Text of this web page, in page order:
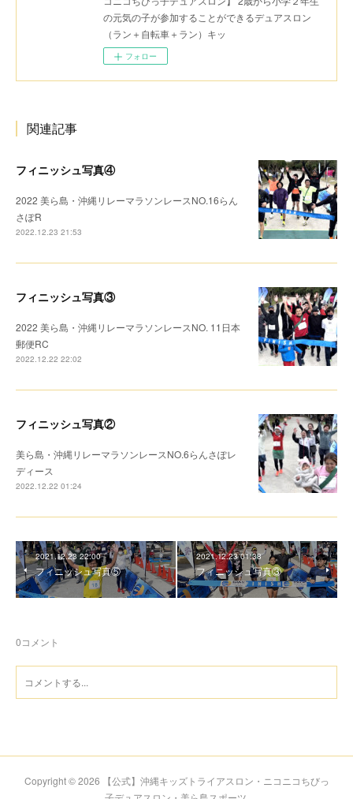
の元気の子が参加することができるデュアスロン
（ラン＋自転車＋ラン）キッ
フォロー
関連記事
フィニッシュ写真④
2022 美ら島・沖縄リレーマラソンレースNO.16らん
さぽR
2022.12.23 21:53
フィニッシュ写真③
2022 美ら島・沖縄リレーマラソンレースNO. 11日本
郵便RC
2022.12.22 22:02
フィニッシュ写真②
美ら島・沖縄リレーマラソンレースNO.6らんさぽレ
ディース
2022.12.22 01:24
2021.12.23 22:00
フィニッシュ写真⑤
2021.12.23 01:38
フィニッシュ写真③
0コメント
Copyright ©2026
【公式】沖縄キッズトライアスロン・ニコニコちびっ